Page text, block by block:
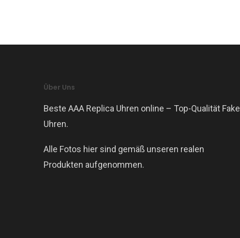
Über Uns
Beste AAA Replica Uhren online – Top-Qualität Fake
Uhren.
Alle Fotos hier sind gemäß unseren realen
Produkten aufgenommen.